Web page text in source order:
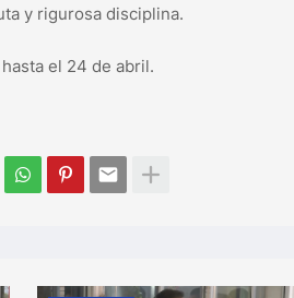
y rigurosa disciplina.
el 24 de abril.